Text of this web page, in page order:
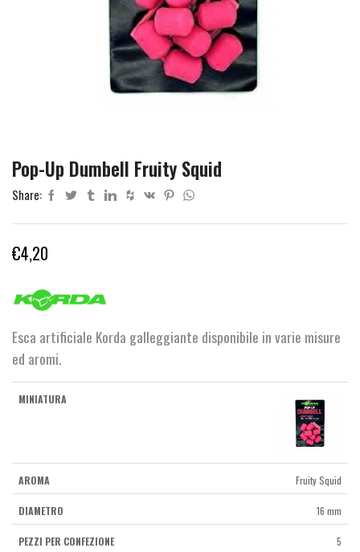
Pop-Up Dumbell Fruity Squid
Share:
€4,20
Esca artificiale Korda galleggiante disponibile in varie misure
ed aromi.
Fruity Squid
16 mm
5